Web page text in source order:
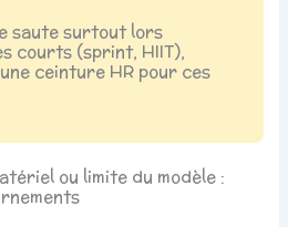
saute surtout lors
courts (sprint, HIIT),
ceinture HR pour ces
ou limite du modèle :